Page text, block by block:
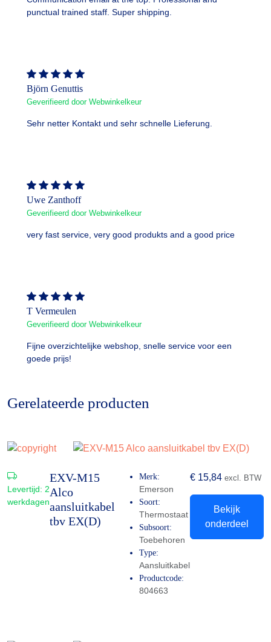
punctual trained staff. Super shipping.
Björn Genuttis
Geverifieerd door Webwinkelkeur
Sehr netter Kontakt und sehr schnelle Lieferung.
Uwe Zanthoff
Geverifieerd door Webwinkelkeur
very fast service, very good produkts and a good price
T Vermeulen
Geverifieerd door Webwinkelkeur
Fijne overzichtelijke webshop, snelle service voor een
goede prijs!
Gerelateerde producten
Levertijd: 2
werkdagen
EXV-M15
Alco
aansluitkabel
tbv EX(D)
Merk:
Emerson
Soort:
Thermostaat
Subsoort:
Toebehoren
Type:
Aansluitkabel
Productcode:
804663
€ 15,84 excl. BTW
Bekijk
onderdeel